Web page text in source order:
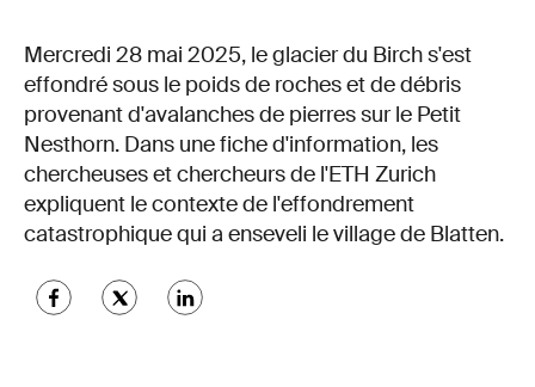
Mercredi 28 mai 2025, le glacier du Birch s'est
effondré sous le poids de roches et de débris
provenant d'avalanches de pierres sur le Petit
Nesthorn. Dans une fiche d'information, les
chercheuses et chercheurs de l'ETH Zurich
expliquent le contexte de l'effondrement
catastrophique qui a enseveli le village de Blatten.